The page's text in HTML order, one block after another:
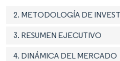
2. METODOLOGÍA DE
3. RESUMEN EJECUTIVO
4. DINÁMICA DEL MERCADO